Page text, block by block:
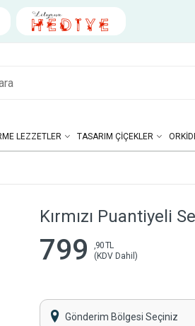
LEZZETLER TASARIM ÇIÇEKLER
Kırmızı Puantiyeli
799
,90 TL
(KDV Dahil)
Gönderim Bölgesi Seçiniz